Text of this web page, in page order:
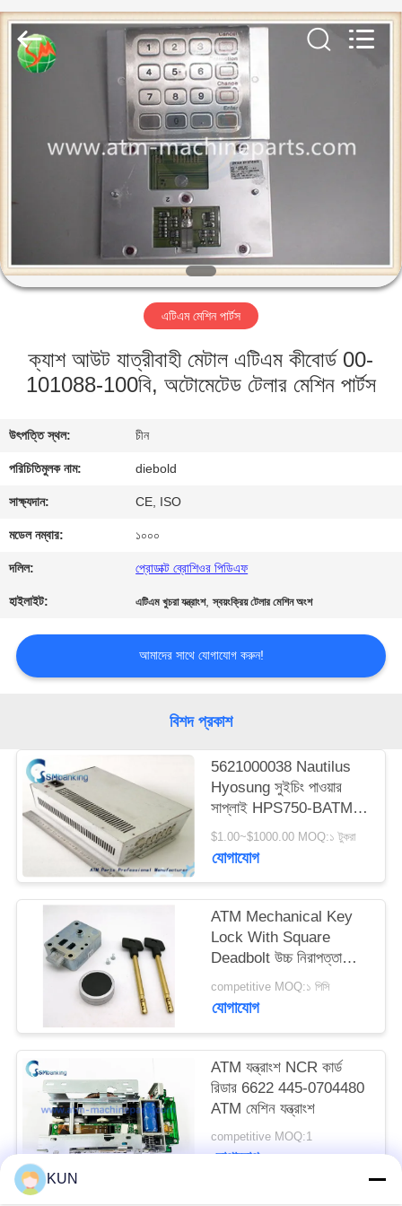
আমাদের
কারখানা
মান
যোগাযোগ
করুন
খবর
জন্য
আবেদন
ম্যাপ
PRIVACY
POLICY
International
Trade
Co.,Ltd..
Rights
Reserved.
এটিএম মেশিন পার্টস
ক্যাশ আউট যাত্রীবাহী মেটাল এটিএম কীবোর্ড 00-
101088-100বি, অটোমেটেড টেলার মেশিন পার্টস
উৎপত্তি স্থল: চীন
পরিচিতিমুলক নাম: diebold
সাক্ষ্যদান: CE, ISO
মডেল নম্বার: ১০০০
দলিল: প্রোডাক্ট ব্রোশিওর পিডিএফ
হাইলাইট: এটিএম খুচরা যন্ত্রাংশ,স্বয়ংক্রিয় টেলার মেশিন অংশ
আমাদের সাথে যোগাযোগ করুন!
বিশদ প্রকাশ
5621000038 Nautilus
Hyosung সুইচিং পাওয়ার
সাপ্লাই HPS750-BATMIC
ATM অংশ
$1.00~$1000.00 MOQ:১ টুকরা
যোগাযোগ
ATM Mechanical Key
Lock With Square
Deadbolt উচ্চ নিরাপত্তা
ATM মেশিন
competitive MOQ:১ পিসি
যোগাযোগ
ATM যন্ত্রাংশ NCR কার্ড
রিডার 6622 445-0704480
ATM মেশিন যন্ত্রাংশ
competitive MOQ:1
যোগাযোগ
KUN